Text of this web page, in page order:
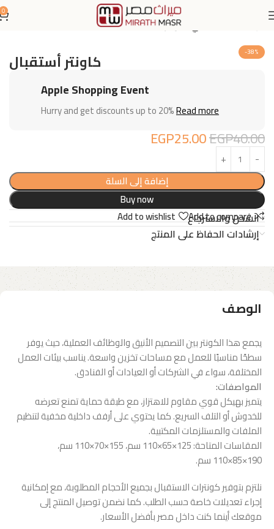
0
كاونترات
-38% كاونتر أستقبال
Apple Shopping Event
Hurry and get discounts up to 20%Read more
EGP40.00
EGP25.00
إضافة إلى السلة
Buy now
Add to compare
Add to wishlist
الشحن والاسترجاع
إرشادات الحفاظ على المنتج
الوصف
يجمع هذا الكونتر بين التصميم الأنيق والوظائف العملية، حيث يوفر
سطحًا مناسبًا للعمل مع مساحات تخزين واسعة. يناسب بيئات العمل
المختلفة، سواء في الشركات أو العيادات أو الفنادق.
المواصفات:
يتميز بهيكل قوي مقاوم للاهتزاز، مع طبقة حماية تمنع تعرضه
للخدوش أو التلف السريع. كما يحتوي على أرفف داخلية مخفية لتنظيم
الملفات والمستلزمات المكتبية.
المقاسات المتاحة: 125×65×110 سم، 155×70×110 سم،
190×85×110 سم.
نلتزم بتوفير كونترات الاستقبال بجميع الأحجام المطلوبة، مع إمكانية
إجراء تعديلات خاصة حسب الطلب. كما نضمن توصيل المنتج إلى
موقعك أينما كنت داخل مصر بأفضل الأسعار.